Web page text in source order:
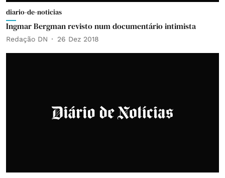
diario-de-noticias
Ingmar Bergman revisto num documentário intimista
Redação DN 26 Dez 2018